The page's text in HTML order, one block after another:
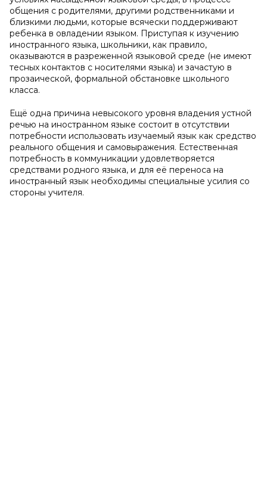
общения с родителями, другими родственниками и
близкими людьми, которые всячески поддерживают
ребенка в овладении языком. Приступая к изучению
иностранного языка, школьники, как правило,
оказываются в разреженной языковой среде (не имеют
тесных контактов с носителями языка) и зачастую в
прозаической, формальной обстановке школьного
класса.
Ещё одна причина невысокого уровня владения устной
речью на иностранном языке состоит в отсутствии
потребности использовать изучаемый язык как средство
реального общения и самовыражения. Естественная
потребность в коммуникации удовлетворяется
средствами родного языка, и для её переноса на
иностранный язык необходимы специальные усилия со
стороны учителя.